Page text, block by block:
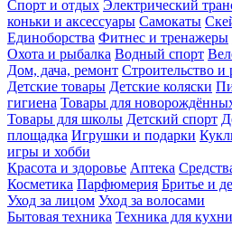
Спорт и отдых Электрический
коньки и аксессуары Самокаты
Единоборства Фитнес и тренажеры
Охота и рыбалка Водный спорт
Дом, дача, ремонт Строительство и
Детские товары Детские коляски
гигиена Товары для
Товары для школы Детский спорт
площадка Игрушки и подарки
игры и хобби
Красота и здоровье Аптека
Косметика Парфюмерия Бритье и
Уход за лицом Уход за волосами
Бытовая техника Техника для кухни